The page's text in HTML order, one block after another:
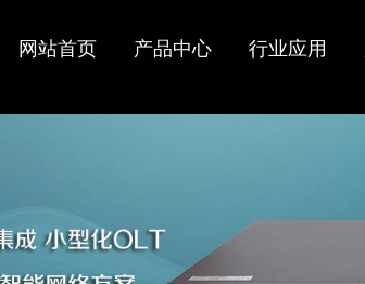
网站首页 产品中心
OLT光线路终
GPON OLT
ONU/ONT/MD
U
EPON ONU
PoE ONU MDU
行业应用
智慧城市 电信运营商
政府企业
工业领域
技术支持 常见问题
保修政策
固件更新下载
公司新闻 行业资讯
企业简介 实验设备
会员中心
代理合作